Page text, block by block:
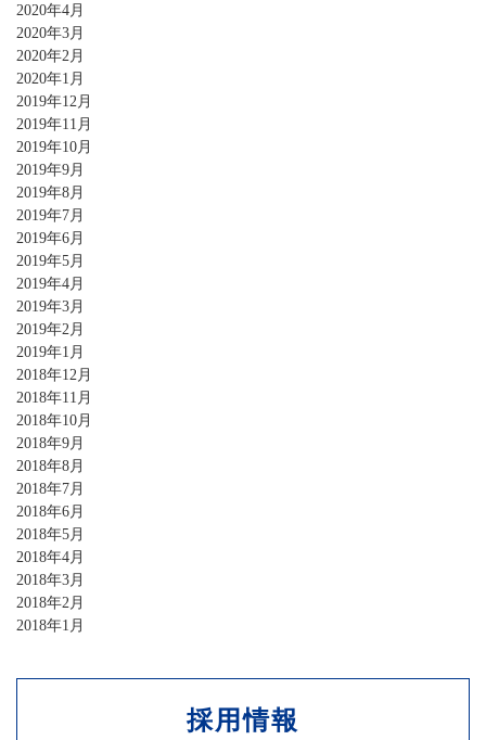
2020年4月
2020年3月
2020年2月
2020年1月
2019年12月
2019年11月
2019年10月
2019年9月
2019年8月
2019年7月
2019年6月
2019年5月
2019年4月
2019年3月
2019年2月
2019年1月
2018年12月
2018年11月
2018年10月
2018年9月
2018年8月
2018年7月
2018年6月
2018年5月
2018年4月
2018年3月
2018年2月
2018年1月
採用情報